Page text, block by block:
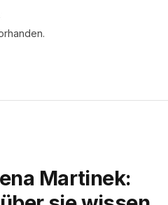
Martinek: